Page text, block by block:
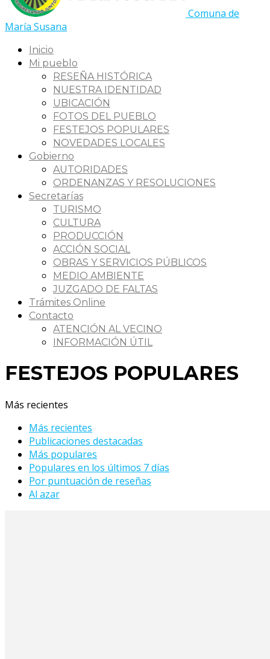
Comuna de
María Susana
Inicio
Mi pueblo
RESEÑA HISTÓRICA
NUESTRA IDENTIDAD
UBICACIÓN
FOTOS DEL PUEBLO
FESTEJOS POPULARES
NOVEDADES LOCALES
Gobierno
AUTORIDADES
ORDENANZAS Y RESOLUCIONES
Secretarías
TURISMO
CULTURA
PRODUCCIÓN
ACCIÓN SOCIAL
OBRAS Y SERVICIOS PÚBLICOS
MEDIO AMBIENTE
JUZGADO DE FALTAS
Trámites Online
Contacto
ATENCIÓN AL VECINO
INFORMACIÓN ÚTIL
FESTEJOS POPULARES
Más recientes
Más recientes
Publicaciones destacadas
Más populares
Populares en los últimos 7 días
Por puntuación de reseñas
Al azar